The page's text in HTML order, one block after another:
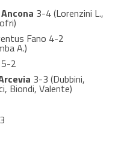
3-4 (Lorenzini L.,
Fano 4-2
A.)
5-2
3-3 (Dubbini,
Biondi, Valente)